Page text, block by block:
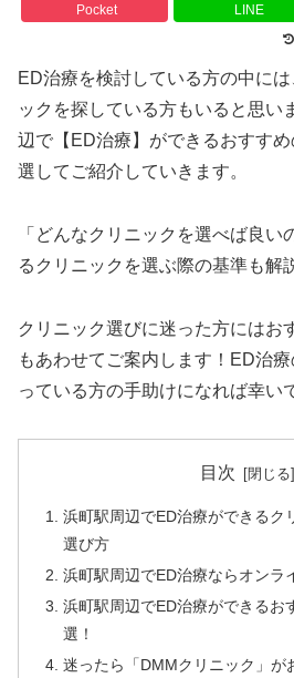
Pocket LINE
ED治療を検討している方の中に
ックを探している方もいると思い
辺で【ED治療】ができるおすす
選してご紹介していきます。
「どんなクリニックを選べば良い
るクリニックを選ぶ際の基準も解
クリニック選びに迷った方にはお
もあわせてご案内します！ED治
っている方の手助けになれば幸い
目次
浜町駅周辺でED治療ができるク
選び方
浜町駅周辺でED治療ならオンラ
浜町駅周辺でED治療ができるお
選！
迷ったら「DMMクリニック」が